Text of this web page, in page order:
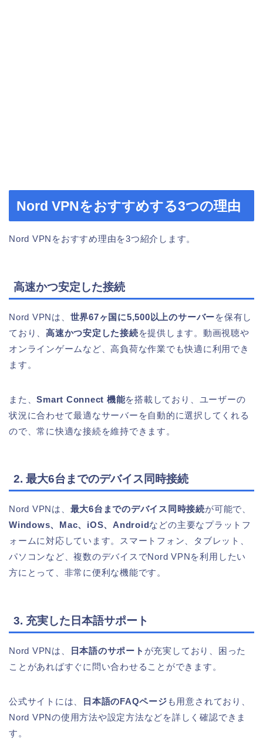
Nord VPNをおすすめする3つの理由
Nord VPNをおすすめ理由を3つ紹介します。
高速かつ安定した接続
Nord VPNは、 世界67ヶ国に5,500以上のサーバーを保有し
ており、高速かつ安定した接続を提供します。動画視聴や
オンラインゲームなど、高負荷な作業でも快適に利用でき
ます。
また、Smart Connect 機能を搭載しており、ユーザーの
状況に合わせて最適なサーバーを自動的に選択してくれる
ので、常に快適な接続を維持できます。
2. 最大6台までのデバイス同時接続
Nord VPNは、 最大6台までのデバイス同時接続が可能で、
Windows、Mac、iOS、Androidなどの主要なプラットフ
ォームに対応しています。スマートフォン、タブレット、
パソコンなど、複数のデバイスでNord VPNを利用したい
方にとって、非常に便利な機能です。
3. 充実した日本語サポート
Nord VPNは、 日本語のサポート が充実しており、困った
ことがあればすぐに問い合わせることができます。
公式サイトには、 日本語のFAQページ も用意されており、
Nord VPNの使用方法や設定方法などを詳しく確認できま
す。